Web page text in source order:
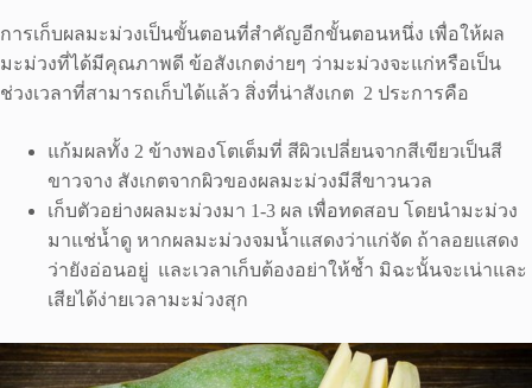
การเก็บผลมะม่วงเป็นขั้นตอนที่สำคัญอีกขั้นตอนหนึ่ง เพื่อให้ผล
มะม่วงที่ได้มีคุณภาพดี ข้อสังเกตง่ายๆ ว่ามะม่วงจะแก่หรือเป็น
ช่วงเวลาที่สามารถเก็บได้แล้ว สิ่งที่น่าสังเกต 2 ประการคือ
แก้มผลทั้ง 2 ข้างพองโตเต็มที่ สีผิวเปลี่ยนจากสีเขียวเป็นสี
ขาวจาง สังเกตจากผิวของผลมะม่วงมีสีขาวนวล
เก็บตัวอย่างผลมะม่วงมา 1-3 ผล เพื่อทดสอบ โดยนำมะม่วง
มาแช่น้ำดู หากผลมะม่วงจมน้ำแสดงว่าแก่จัด ถ้าลอยแสดง
ว่ายังอ่อนอยู่ และเวลาเก็บต้องอย่าให้ช้ำ มิฉะนั้นจะเน่าและ
เสียได้ง่ายเวลามะม่วงสุก